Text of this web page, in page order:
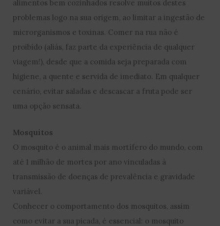
alimentos bem cozinhados resolve muitos destes
problemas logo na sua origem, ao limitar a ingestão de
microrganismos e toxinas. Comer na rua não é
proibido (aliás, faz parte da experiência de qualquer
viagem!), desde que a comida seja preparada com
higiene, a quente e servida de imediato. Em qualquer
cenário, evitar saladas e descascar a fruta pode ser
uma opção sensata.
Mosquitos
O mosquito é o animal mais mortífero do mundo, com
até 1 milhão de mortes por ano vinculadas à
transmissão de doenças de prevalência e gravidade
variável.
Conhecer o comportamento dos mosquitos, assim
como evitar a sua picada, é essencial: o mosquito